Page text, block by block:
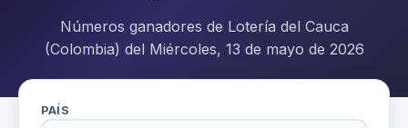
Números ganadores de Lotería del Cauca
(Colombia) del Miércoles, 13 de mayo de 2026
PAÍS